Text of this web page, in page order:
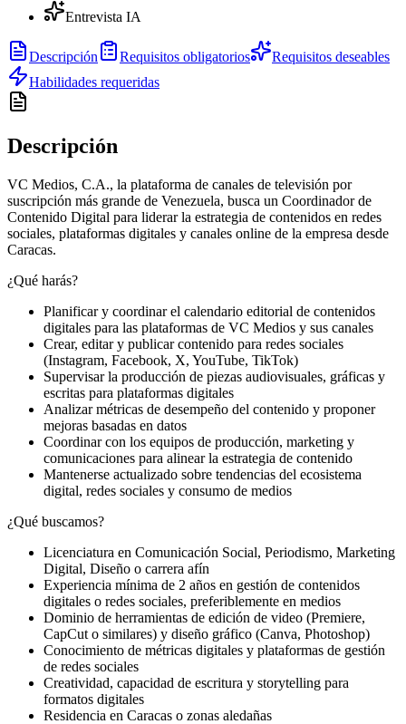
Entrevista IA
Descripción Requisitos obligatorios
Requisitos deseables
Habilidades requeridas
Descripción
VC Medios, C.A., la plataforma de canales de televisión por
suscripción más grande de Venezuela, busca un Coordinador de
Contenido Digital para liderar la estrategia de contenidos en redes
sociales, plataformas digitales y canales online de la empresa desde
Caracas.
¿Qué harás?
Planificar y coordinar el calendario editorial de contenidos
digitales para las plataformas de VC Medios y sus canales
Crear, editar y publicar contenido para redes sociales
(Instagram, Facebook, X, YouTube, TikTok)
Supervisar la producción de piezas audiovisuales, gráficas y
escritas para plataformas digitales
Analizar métricas de desempeño del contenido y proponer
mejoras basadas en datos
Coordinar con los equipos de producción, marketing y
comunicaciones para alinear la estrategia de contenido
Mantenerse actualizado sobre tendencias del ecosistema
digital, redes sociales y consumo de medios
¿Qué buscamos?
Licenciatura en Comunicación Social, Periodismo, Marketing
Digital, Diseño o carrera afín
Experiencia mínima de 2 años en gestión de contenidos
digitales o redes sociales, preferiblemente en medios
Dominio de herramientas de edición de video (Premiere,
CapCut o similares) y diseño gráfico (Canva, Photoshop)
Conocimiento de métricas digitales y plataformas de gestión
de redes sociales
Creatividad, capacidad de escritura y storytelling para
formatos digitales
Residencia en Caracas o zonas aledañas